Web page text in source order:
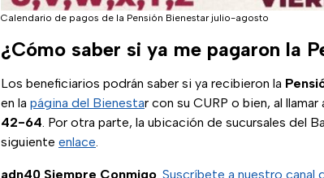
Calendario de pagos de la Pensión Bienestar julio-agosto
¿Cómo saber si ya me pagaron la
Los beneficiarios podrán saber si ya recibieron la
en la página del Bienestar con su CURP o bien, al llamar
42-64 . Por otra parte, la ubicación de sucursales del
siguiente enlace
adn40 Siempre Conmigo Suscríbete a nuestro canal